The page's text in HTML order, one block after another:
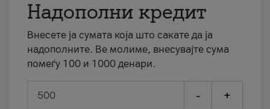
Надополни кредит
Внесете ја сумата која што сакате да ја
надополните. Ве молиме, внесувајте сума
помеѓу 100 и 1000 денари.
- +